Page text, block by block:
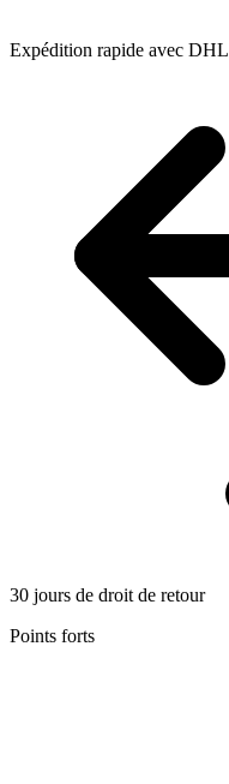
Expédition rapide avec DHL
30 jours de droit de retour
Points forts